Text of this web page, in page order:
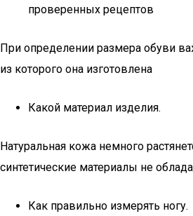
проверенных рецептов
При определении размера обуви
из которого она изготовлена
Какой материал изделия.
Натуральная кожа немного
синтетические материалы не
Как правильно измерять ногу.